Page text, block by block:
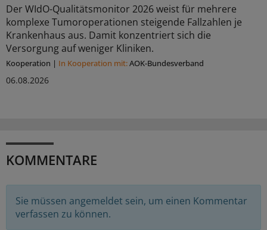
Der WIdO-Qualitätsmonitor 2026 weist für mehrere
komplexe Tumoroperationen steigende Fallzahlen je
Krankenhaus aus. Damit konzentriert sich die
Versorgung auf weniger Kliniken.
Kooperation | In Kooperation mit:AOK-Bundesverband
06.08.2026
KOMMENTARE
Sie müssen angemeldet sein, um einen Kommentar
verfassen zu können.